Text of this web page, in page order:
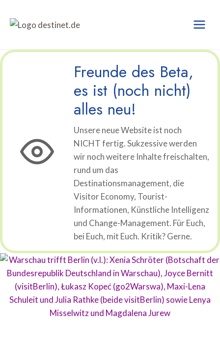
Inhalt
springen
Freunde des Beta,
es ist (noch nicht)
alles neu!
Unsere neue Website ist noch
NICHT fertig. Sukzessive werden
wir noch weitere Inhalte freischalten,
rund um das
Destinationsmanagement, die
Visitor Economy, Tourist-
Informationen, Künstliche Intelligenz
und Change-Management. Für Euch,
bei Euch, mit Euch. Kritik? Gerne.